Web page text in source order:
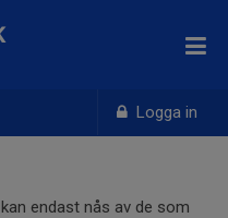
Logga in
endast nås av de som